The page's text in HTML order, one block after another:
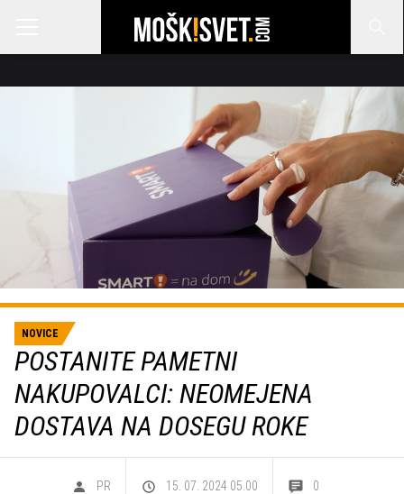
NOVICE
POSTANITE PAMETNI
NAKUPOVALCI: NEOMEJENA
DOSTAVA NA DOSEGU ROKE
PR 15. 07. 2024 05.00 0